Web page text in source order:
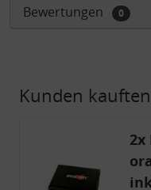
Bewertungen 0
Kunden
2x